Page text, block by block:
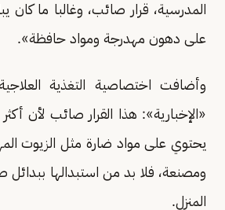
المدرسية، قرار صائب، وغالبا ما كان
على دهون مهدرجة ومواد حافظة».
وأضافت اختصاصية التغذية
«الإخبارية»: هذا القرار صائب لأن
يحتوي على مواد ضارة مثل الزيوت
ومصنعة، فلا بد من استبدالها ببدائل
المنزل.